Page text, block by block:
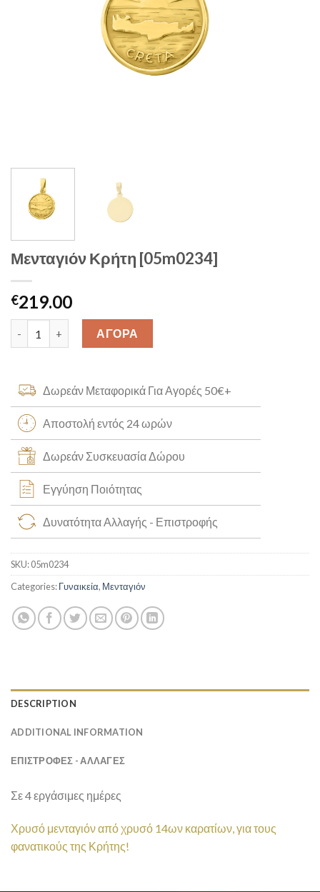
Μενταγιόν Κρήτη [05m0234]
€219.00
Μενταγιόν Κρήτη [05m0234] quantity
ΑΓΟΡΑ
Δωρεάν Μεταφορικά Για Αγορές 50€+
Αποστολή εντός 24 ωρών
Δωρεάν Συσκευασία Δώρου
Εγγύηση Ποιότητας
Δυνατότητα Αλλαγής - Επιστροφής
SKU:05m0234
Categories:Γυναικεία, Μενταγιόν
DESCRIPTION
ADDITIONAL INFORMATION
ΕΠΙΣΤΡΟΦΕΣ - ΑΛΛΑΓΕΣ
Σε 4 εργάσιμες ημέρες
Χρυσό μενταγιόν από χρυσό 14ων καρατίων, για τους
φανατικούς της Κρήτης!